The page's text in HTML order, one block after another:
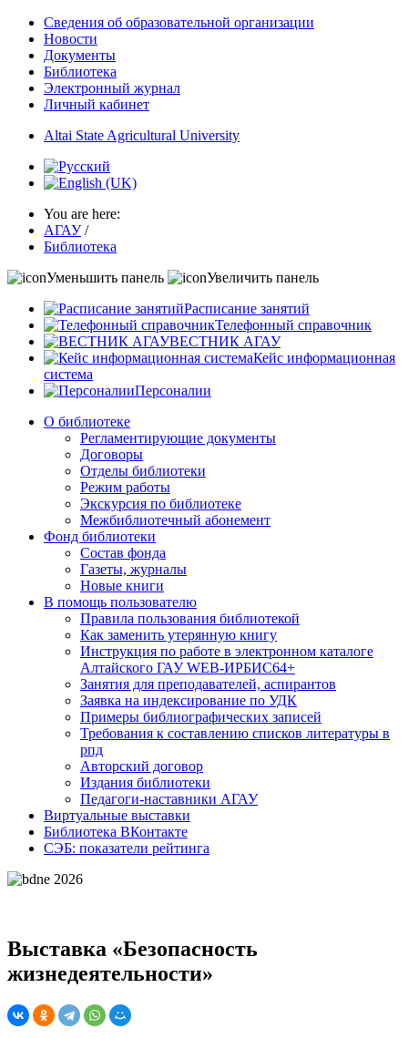
Сведения об образовательной организации
Новости
Документы
Библиотека
Электронный журнал
Личный кабинет
Altai State Agricultural University
You are here:
АГАУ /
Библиотека
Уменьшить панель
Увеличить панель
Расписание занятий
Телефонный справочник
ВЕСТНИК АГАУ
Кейс информационная
система
Персоналии
О библиотеке
Регламентирующие документы
Договоры
Отделы библиотеки
Режим работы
Экскурсия по библиотеке
Межбиблиотечный абонемент
Фонд библиотеки
Состав фонда
Газеты, журналы
Новые книги
В помощь пользователю
Правила пользования библиотекой
Как заменить утерянную книгу
Инструкция по работе в электронном каталоге
Алтайского ГАУ WEB-ИРБИС64+
Занятия для преподавателей, аспирантов
Заявка на индексирование по УДК
Примеры библиографических записей
Требования к составлению списков литературы в
рпд
Авторский договор
Издания библиотеки
Педагоги-наставники АГАУ
Виртуальные выставки
Библиотека ВКонтакте
СЭБ: показатели рейтинга
Выставка «Безопасность
жизнедеятельности»